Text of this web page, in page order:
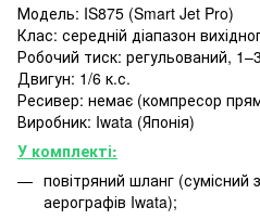
Модель: IS875 (Smart Jet Pro)
Клас: середній діапазон
Робочий тиск: регульований,
Двигун: 1/6 к.с.
Ресивер: немає (компресор
Виробник: Iwata (Японія)
У комплекті:
повітряний шланг (сумісний
аерографів Iwata);